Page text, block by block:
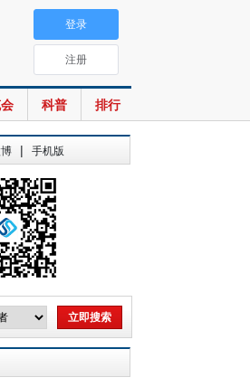
科普 排行
登录
注册
| 手机版